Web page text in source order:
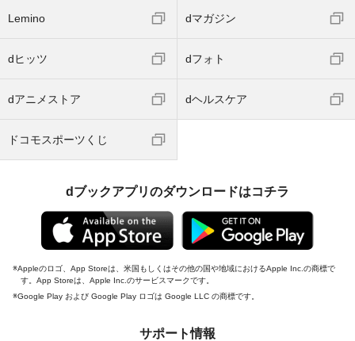
Lemino dマガジン
dヒッツ dフォト
dアニメストア dヘルスケア
ドコモスポーツくじ
dブックアプリのダウンロードはコチラ
Appleのロゴ、App Storeは、米国もしくはその他の国や地域におけるApple Inc.の商標で
す。App Storeは、Apple Inc.のサービスマークです。
Google Play および Google Play ロゴは Google LLC の商標です。
サポート情報